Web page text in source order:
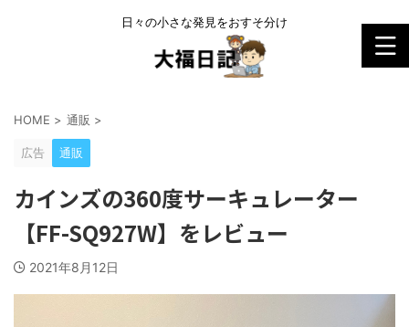
日々の小さな発見をおすそ分け
HOME > 通販 >
広告 通販
カインズの360度サーキュレーター
【FF-SQ927W】をレビュー
2021年8月12日